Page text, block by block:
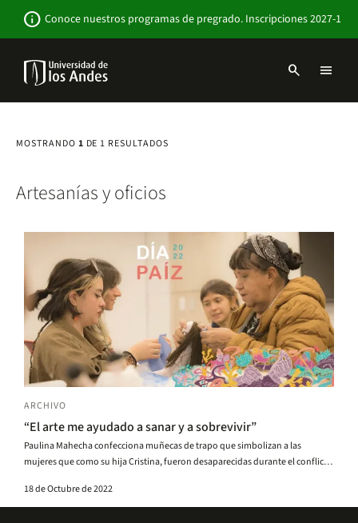
contenido
info Conoce nuestros programas de pregrado. Inscripciones 2027-1
Navbar
Institucional
search menu
MOSTRANDO 1 DE 1 RESULTADOS
Artesanías y oficios
ARCHIVO
“El arte me ayudado a sanar y a sobrevivir”
Paulina Mahecha confecciona muñecas de trapo que simbolizan a las
mujeres que como su hija Cristina, fueron desaparecidas durante el conflicto
18 de Octubre de 2022